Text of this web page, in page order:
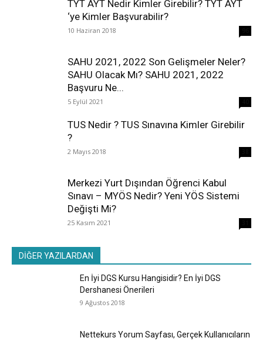
TYT AYT Nedir Kimler Girebilir? TYT AYT
‘ye Kimler Başvurabilir?
10 Haziran 2018
SAHU 2021, 2022 Son Gelişmeler Neler?
SAHU Olacak Mı? SAHU 2021, 2022
Başvuru Ne...
5 Eylül 2021
TUS Nedir ? TUS Sınavına Kimler Girebilir
?
2 Mayıs 2018
Merkezi Yurt Dışından Öğrenci Kabul
Sınavı – MYÖS Nedir? Yeni YÖS Sistemi
Değişti Mi?
25 Kasım 2021
DİĞER YAZILARDAN
En İyi DGS Kursu Hangisidir? En İyi DGS
Dershanesi Önerileri
9 Ağustos 2018
Nettekurs Yorum Sayfası, Gerçek Kullanıcıların